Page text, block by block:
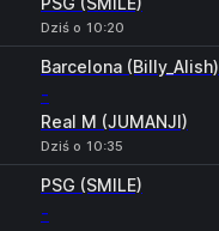
Dziś o 10:20
Barcelona (Billy_Alish)
-
Real M (JUMANJI)
Dziś o 10:35
PSG (SMILE)
-